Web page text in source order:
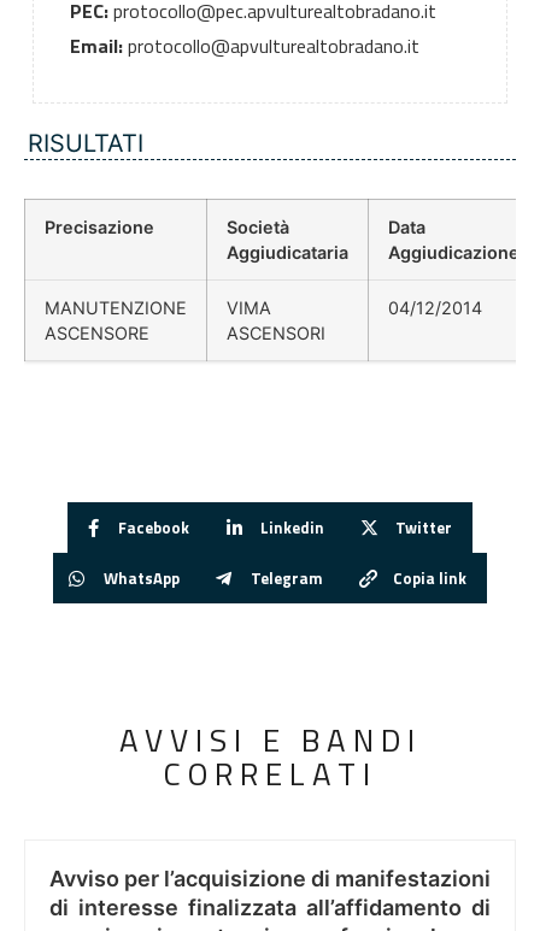
PEC:protocollo@pec.apvulturealtobradano.it
Email:protocollo@apvulturealtobradano.it
RISULTATI
Precisazione
Società
Aggiudicataria
Data
Aggiudicazione
MANUTENZIONE
ASCENSORE
VIMA
ASCENSORI
04/12/2014
Facebook Linkedin Twitter
WhatsApp Telegram Copia link
AVVISI E BANDI
CORRELATI
Avviso per l’acquisizione di manifestazioni
di interesse finalizzata all’affidamento di